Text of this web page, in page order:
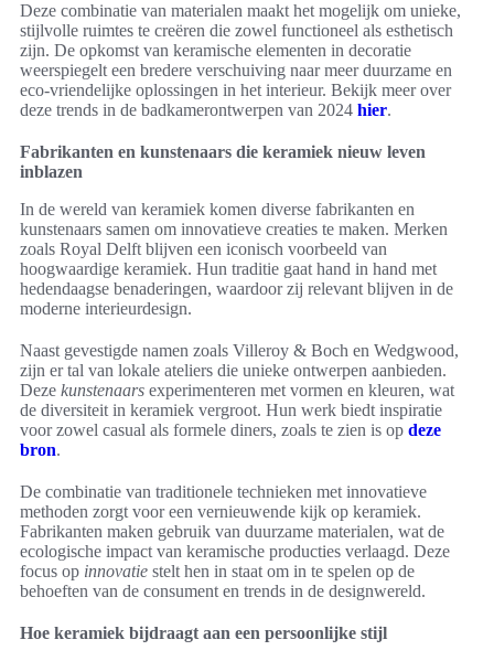
Deze combinatie van materialen maakt het mogelijk om unieke,
stijlvolle ruimtes te creëren die zowel functioneel als esthetisch
zijn. De opkomst van keramische elementen in decoratie
weerspiegelt een bredere verschuiving naar meer duurzame en
eco-vriendelijke oplossingen in het interieur. Bekijk meer over
deze trends in de badkamerontwerpen van 2024 hier.
Fabrikanten en kunstenaars die keramiek nieuw leven
inblazen
In de wereld van keramiek komen diverse fabrikanten en
kunstenaars samen om innovatieve creaties te maken. Merken
zoals Royal Delft blijven een iconisch voorbeeld van
hoogwaardige keramiek. Hun traditie gaat hand in hand met
hedendaagse benaderingen, waardoor zij relevant blijven in de
moderne interieurdesign.
Naast gevestigde namen zoals Villeroy & Boch en Wedgwood,
zijn er tal van lokale ateliers die unieke ontwerpen aanbieden.
Deze kunstenaars experimenteren met vormen en kleuren, wat
de diversiteit in keramiek vergroot. Hun werk biedt inspiratie
voor zowel casual als formele diners, zoals te zien is op deze
bron.
De combinatie van traditionele technieken met innovatieve
methoden zorgt voor een vernieuwende kijk op keramiek.
Fabrikanten maken gebruik van duurzame materialen, wat de
ecologische impact van keramische producties verlaagd. Deze
focus op innovatie stelt hen in staat om in te spelen op de
behoeften van de consument en trends in de designwereld.
Hoe keramiek bijdraagt aan een persoonlijke stijl